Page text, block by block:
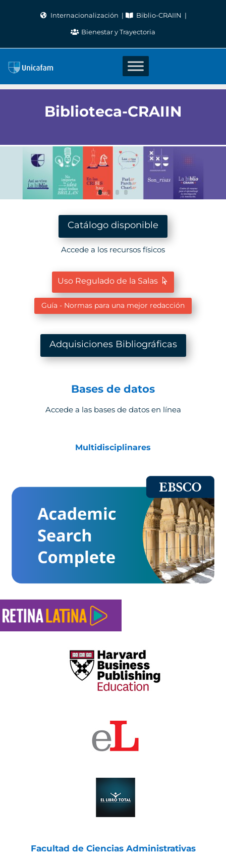
Internacionalización Biblio-CRAIIN
Bienestar y Trayectoria
Biblioteca-CRAIIN
Catálogo disponible
Accede a los recursos físicos
Uso Regulado de la Salas
Guía - Normas para una mejor redacción
Adquisiciones Bibliográficas
Bases de datos
Accede a las bases de datos en línea
Multidisciplinares
Facultad de Ciencias Administrativas